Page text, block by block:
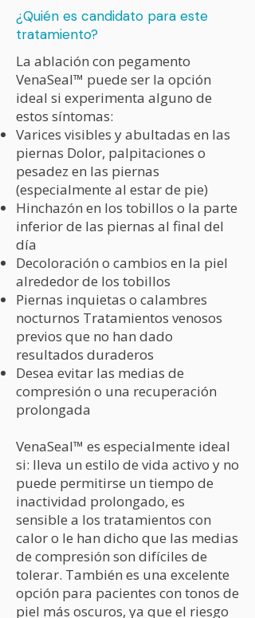
¿Quién es candidato para este
tratamiento?
La ablación con pegamento
VenaSeal™ puede ser la opción
ideal si experimenta alguno de
estos síntomas:
Varices visibles y abultadas en las
piernas Dolor, palpitaciones o
pesadez en las piernas
(especialmente al estar de pie)
Hinchazón en los tobillos o la parte
inferior de las piernas al final del
día
Decoloración o cambios en la piel
alrededor de los tobillos
Piernas inquietas o calambres
nocturnos Tratamientos venosos
previos que no han dado
resultados duraderos
Desea evitar las medias de
compresión o una recuperación
prolongada
VenaSeal™ es especialmente ideal
si: lleva un estilo de vida activo y no
puede permitirse un tiempo de
inactividad prolongado, es
sensible a los tratamientos con
calor o le han dicho que las medias
de compresión son difíciles de
tolerar. También es una excelente
opción para pacientes con tonos de
piel más oscuros, ya que el riesgo